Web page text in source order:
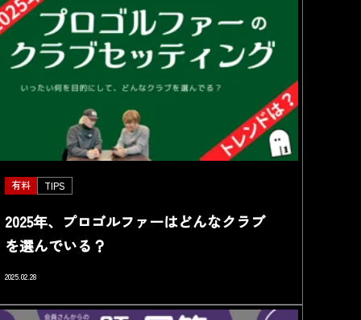
有料 TIPS
2025年、プロゴルファーはどんなクラブ
を選んでいる？
2025.02.28